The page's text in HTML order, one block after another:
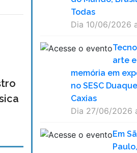
Todas
arte e
memória em
no SESC
Caxias
Em
Paulo,